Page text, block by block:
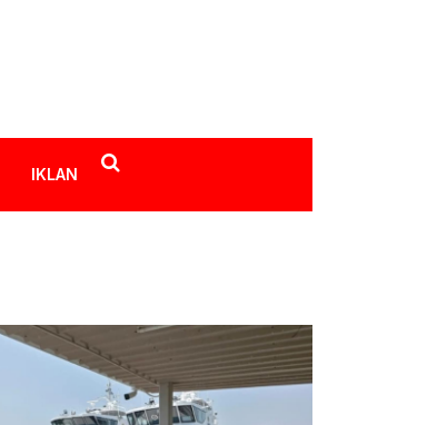
IKLAN